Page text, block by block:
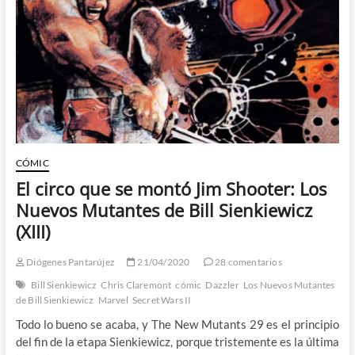
80:
Los
Nuevos
Mutantes
Bill
Sienkiewicz
(XIV)
CÓMIC
El circo que se montó Jim Shooter: Los
Nuevos Mutantes de Bill Sienkiewicz
(XIII)
Diógenes Pantarújez 21/04/2020
28 comentarios
Bill Sienkiewicz Chris Claremont cómic Dazzler Los Nuevos Mutantes
de Bill Sienkiewicz Marvel Secret Wars II
Todo lo bueno se acaba, y The New Mutants 29 es el principio
del fin de la etapa Sienkiewicz, porque tristemente es la última